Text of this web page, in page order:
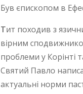
Був єпископом в
Тит походив з
вірним
проблеми у Корінті
Святий Павло
актуальні норми